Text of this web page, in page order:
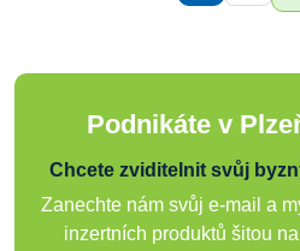
Podnikáte v
Chcete zviditelnit svůj
Zanechte nám svůj e-mail a
inzertních produktů šitou